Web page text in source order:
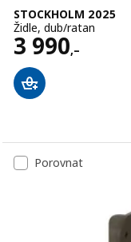
STOCKHOLM 2025
Židle, dub/ratan
3 990,–
Cena 3990,–
Porovnat